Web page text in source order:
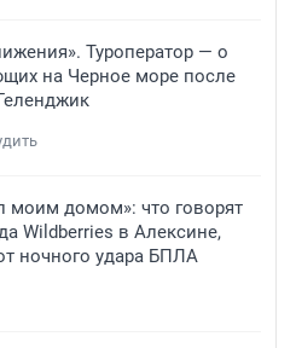
Туроператор — о
на Черное море после
моим домом»: что говорят
Wildberries в Алексине,
ночного удара БПЛА